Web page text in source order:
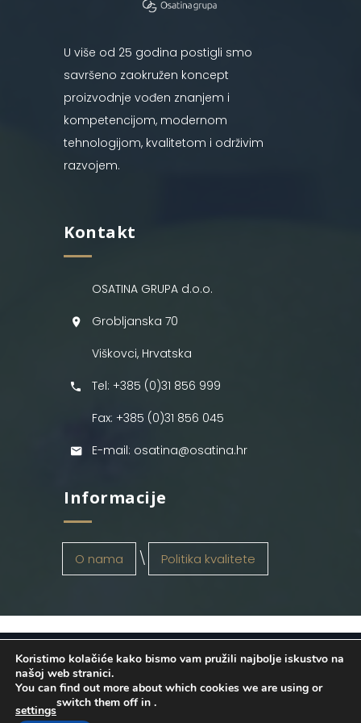
U više od 25 godina postigli smo
savršeno zaokružen koncept
proizvodnje vođen znanjem i
kompetencijom, modernom
tehnologijom, kvalitetom i održivim
razvojem.
Kontakt
OSATINA GRUPA d.o.o.
Grobljanska 70
Viškovci, Hrvatska
Tel: +385 (0)31 856 999
Fax: +385 (0)31 856 045
E-mail: osatina@osatina.hr
Informacije
O nama Politika kvalitete
OSATINA GRUPA d.o.o. 2026
. Configured
byINFOS Osijek. Sva prava pridržana.
Koristimo kolačiće kako bismo vam pružili najbolje iskustvo na
našoj web stranici.
You can find out more about which cookies we are using or
switch them off in
settings
.